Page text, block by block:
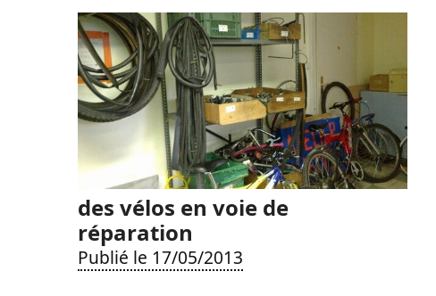
des vélos en voie de
réparation
Publié le 17/05/2013